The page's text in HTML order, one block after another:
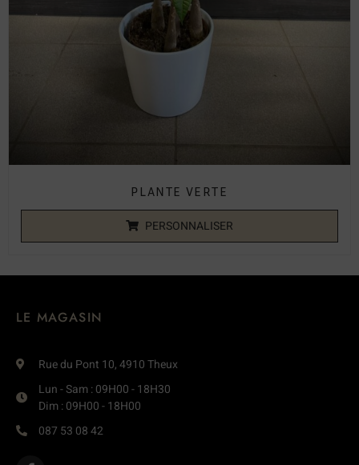
PLANTE VERTE
PERSONNALISER
LE MAGASIN
Rue du Pont 10, 4910 Theux
Lun - Sam : 09H00 - 18H30
Dim : 09H00 - 18H00
087 53 08 42